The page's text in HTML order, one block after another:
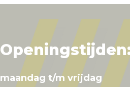
maandag t/m vrijdag